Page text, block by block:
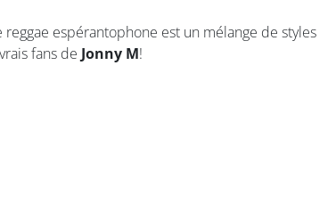
espérantophone est un mélange de styles
fans de Jonny M!